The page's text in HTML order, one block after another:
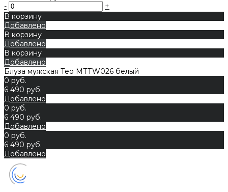
-
+
В корзину
Добавлено
В корзину
Добавлено
В корзину
Добавлено
Блуза мужская Тео MТТW026 белый
0 руб.
6 490 руб.
Добавлено
0 руб.
6 490 руб.
Добавлено
0 руб.
6 490 руб.
Добавлено